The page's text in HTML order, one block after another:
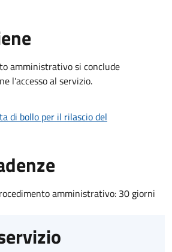
amministrativo si conclude
l'accesso al servizio.
di bollo per il rilascio del
amministrativo: 30 giorni